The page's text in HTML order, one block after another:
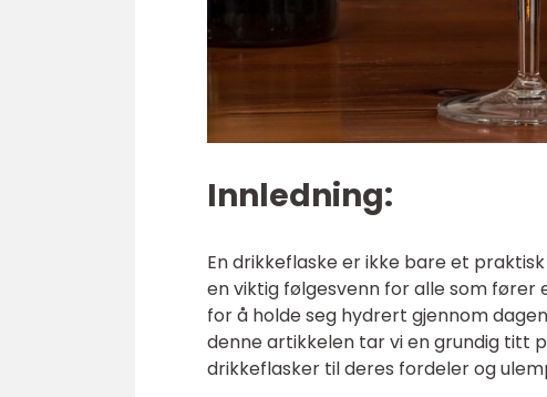
Innledning:
En drikkeflaske er ikke bare et
en viktig følgesvenn for alle som fører
for å holde seg hydrert gjennom
denne artikkelen tar vi en grundig titt
drikkeflasker til deres fordeler og